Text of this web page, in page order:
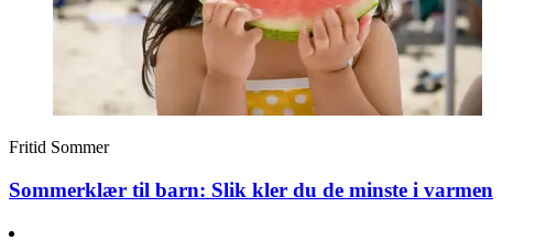
Fritid Sommer
Sommerklær til barn: Slik kler du de minste i varmen